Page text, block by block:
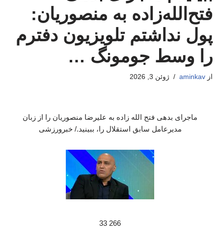
فتح‌الله‌زاده به منصوریان:
پول نداشتم تلویزیون دفترم
را وسط جومونگ …
از aminkav ژوئن 3, 2026
ماجرای بدهی فتح الله زاده به علیرضا منصوریان را از زبان
مدیرعامل سابق استقلال را، ببینید./ خبرورزشی
266 33